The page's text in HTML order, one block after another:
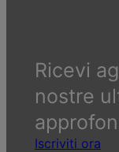
Ricevi
nostre
Iscriviti ora